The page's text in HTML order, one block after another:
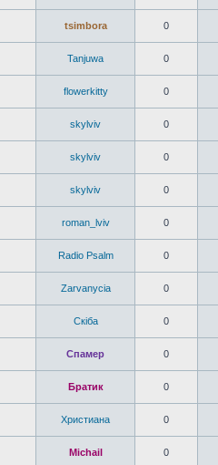
tsimbora 0
Tanjuwa 0
flowerkitty 0
skylviv 0
skylviv 0
skylviv 0
roman_lviv 0
Radio Psalm 0
Zarvanycia 0
Скіба 0
Спамер 0
Братик 0
Христиана 0
Michail 0